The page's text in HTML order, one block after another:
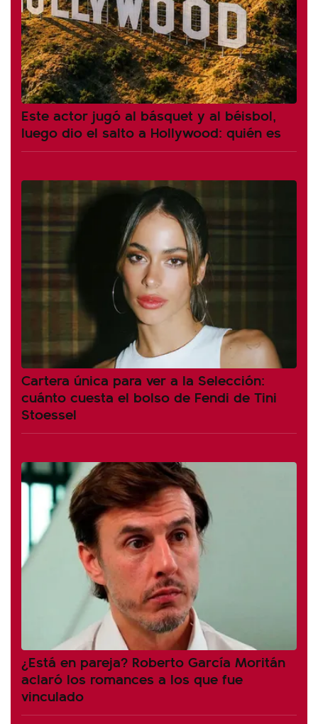
Este actor jugó al básquet y al béisbol,
luego dio el salto a Hollywood: quién es
Cartera única para ver a la Selección:
cuánto cuesta el bolso de Fendi de Tini
Stoessel
¿Está en pareja? Roberto García Moritán
aclaró los romances a los que fue
vinculado